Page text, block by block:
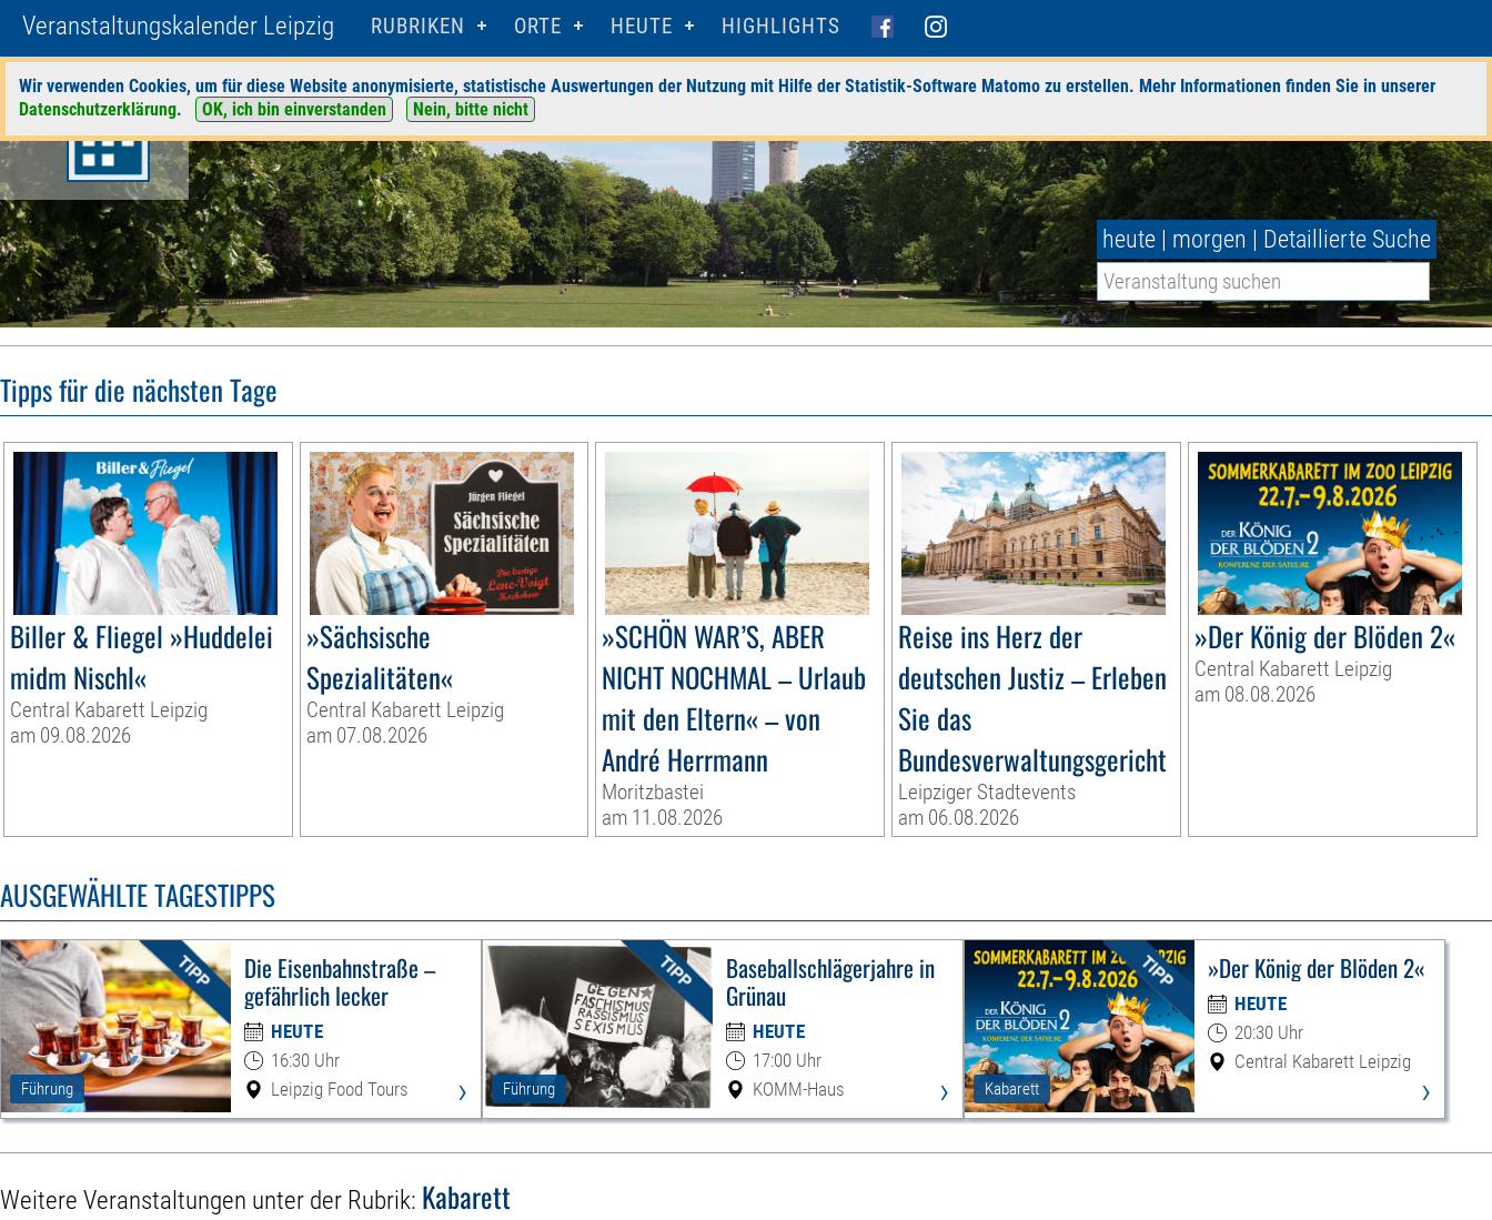
Veranstaltungskalender Leipzig RUBRIKEN ORTE HEUTE HIGHLIGHTS
Wir verwenden Cookies, um für diese Website anonymisierte, statistische Auswertungen der Nutzung mit Hilfe der Statistik-Software Matomo zu erstellen. Mehr Informationen finden Sie in unserer
Datenschutzerklärung. OK, ich bin einverstanden Nein, bitte nicht
heute | morgen | Detaillierte Suche
Tipps für die nächsten Tage
Biller & Fliegel »Huddelei
midm Nischl«
Central Kabarett Leipzig
am 09.08.2026
»Sächsische
Spezialitäten«
Central Kabarett Leipzig
am 07.08.2026
»SCHÖN WAR’S, ABER
NICHT NOCHMAL – Urlaub
mit den Eltern« – von
André Herrmann
Moritzbastei
am 11.08.2026
Reise ins Herz der
deutschen Justiz – Erleben
Sie das
Bundesverwaltungsgericht
Leipziger Stadtevents
am 06.08.2026
»Der König der Blöden 2«
Central Kabarett Leipzig
am 08.08.2026
AUSGEWÄHLTE TAGESTIPPS
Führung
Die Eisenbahnstraße –
gefährlich lecker
HEUTE
16:30 Uhr
Leipzig Food Tours
› Führung
Baseballschlägerjahre in
Grünau
HEUTE
17:00 Uhr
KOMM-Haus
› Kabarett
»Der König der Blöden 2«
HEUTE
20:30 Uhr
Central Kabarett Leipzig
›
Weitere Veranstaltungen unter der Rubrik: Kabarett